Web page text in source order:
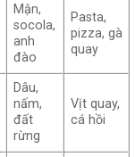
Mận,
socola,
anh
đào
Pasta,
pizza, gà
quay
Dâu,
nấm,
đất
rừng
Vịt quay,
cá hồi